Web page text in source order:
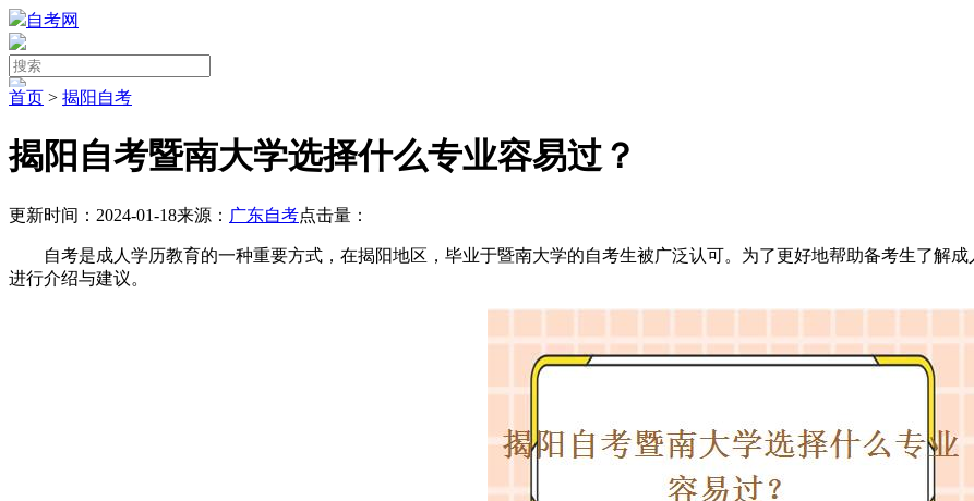
自考网
首页 > 揭阳自考
揭阳自考暨南大学选择什么专业容易过？
更新时间：2024-01-18来源： 广东自考点击量：
自考是成人学历教育的一种重要方式，在揭阳地区，毕业于暨南大学的自考生被广泛认可。为了更好地帮助备考生了解
进行介绍与建议。